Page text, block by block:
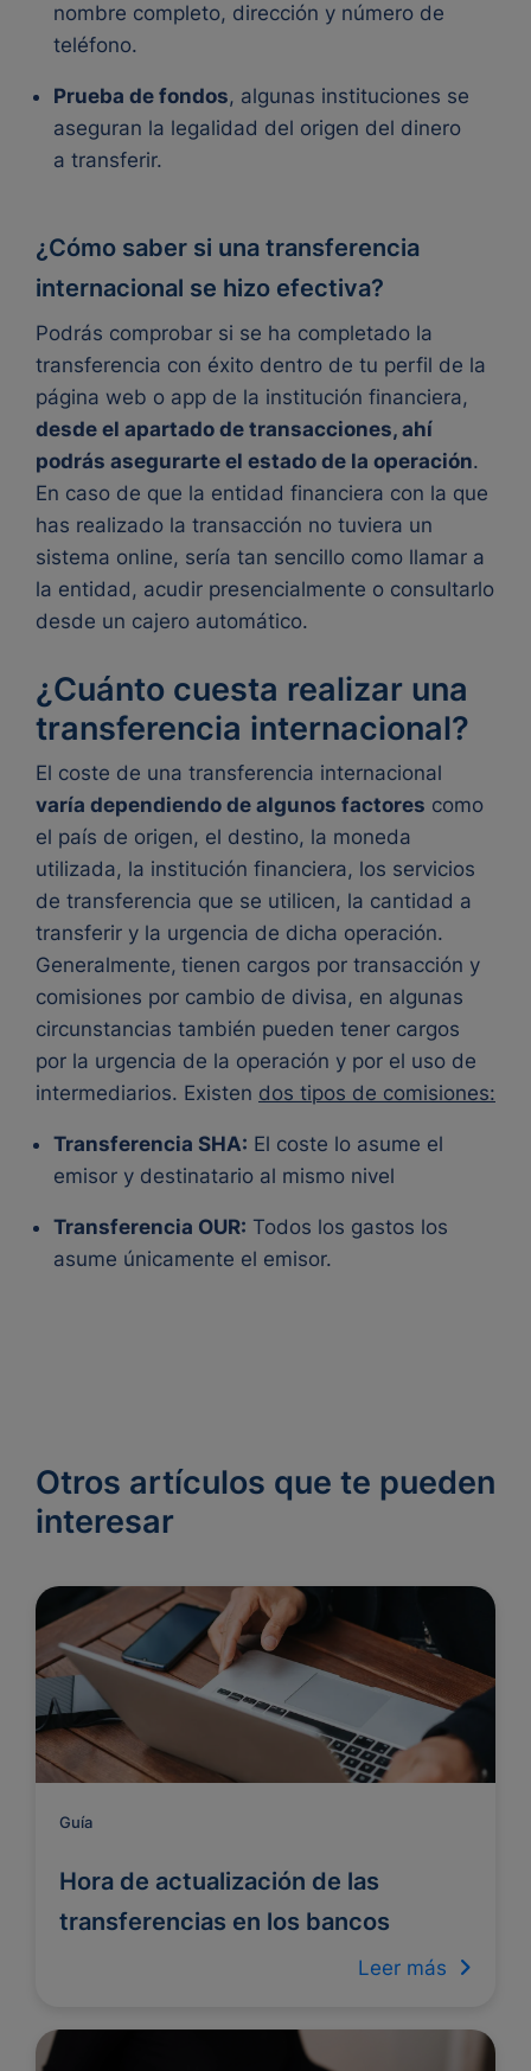
nombre completo, dirección y número de
teléfono.
Prueba de fondos, algunas instituciones se
aseguran la legalidad del origen del dinero
a transferir.
¿Cómo saber si una transferencia
internacional se hizo efectiva?
Podrás comprobar si se ha completado la
transferencia con éxito dentro de tu perfil de la
página web o app de la institución financiera,
desde el apartado de transacciones, ahí
podrás asegurarte el estado de la operación.
En caso de que la entidad financiera con la que
has realizado la transacción no tuviera un
sistema online, sería tan sencillo como llamar a
la entidad, acudir presencialmente o consultarlo
desde un cajero automático.
¿Cuánto cuesta realizar una
transferencia internacional?
El coste de una transferencia internacional
varía dependiendo de algunos factores como
el país de origen, el destino, la moneda
utilizada, la institución financiera, los servicios
de transferencia que se utilicen, la cantidad a
transferir y la urgencia de dicha operación.
Generalmente, tienen cargos por transacción y
comisiones por cambio de divisa, en algunas
circunstancias también pueden tener cargos
por la urgencia de la operación y por el uso de
intermediarios. Existen dos tipos de comisiones:
Transferencia SHA: El coste lo asume el
emisor y destinatario al mismo nivel
Transferencia OUR: Todos los gastos los
asume únicamente el emisor.
Otros artículos que te pueden
interesar
Guía
Hora de actualización de las
transferencias en los bancos
Leer más